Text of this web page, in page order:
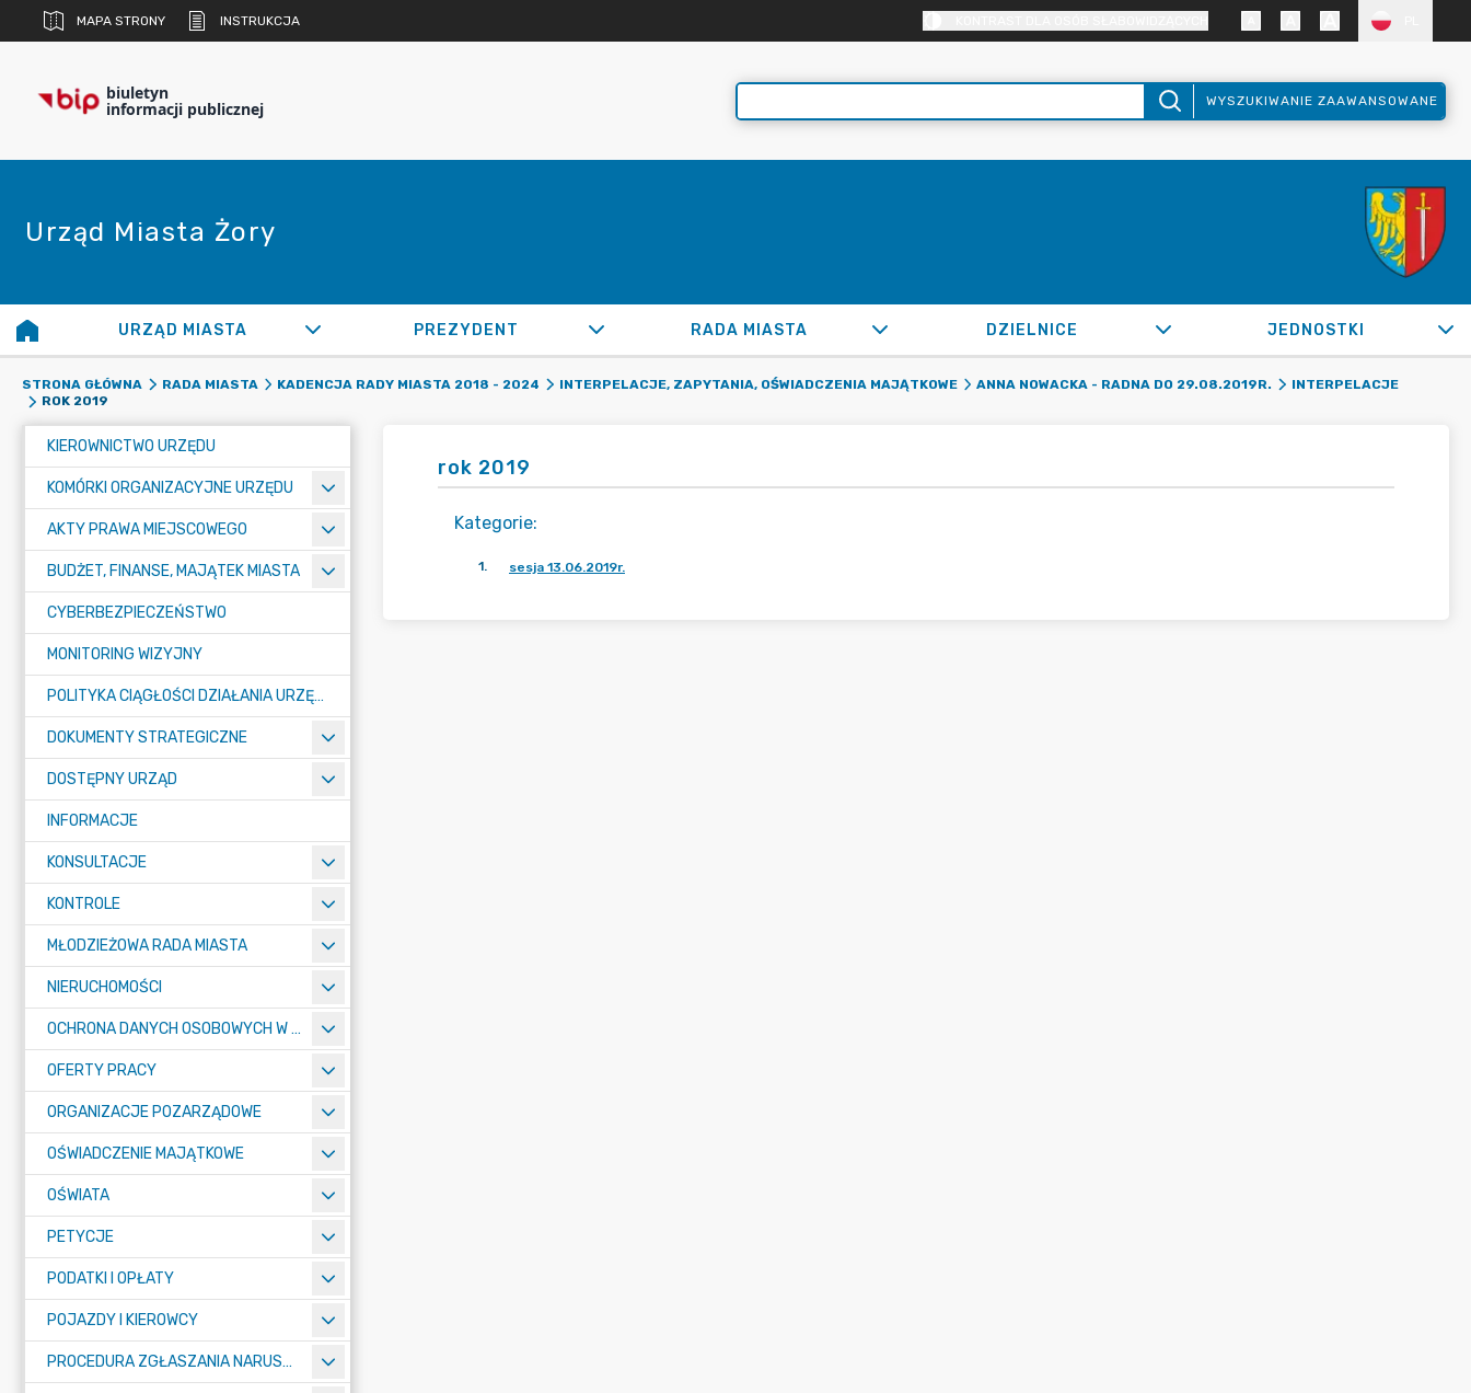
MAPA STRONY INSTRUKCJA
biuletyn
informacji publicznej WYSZUKIWANIE ZAAWANSOWANE
Urząd Miasta Żory
URZĄD MIASTA PREZYDENT RADA MIASTA DZIELNICE JEDNOSTKI
STRONA GŁÓWNA RADA MIASTA KADENCJA RADY MIASTA 2018 - 2024 INTERPELACJE, ZAPYTANIA, OŚWIADCZENIA MAJĄTKOWE ANNA NOWACKA - RADNA DO 29.08.2019R.
INTERPELACJE
ROK 2019
KIEROWNICTWO URZĘDU
KOMÓRKI ORGANIZACYJNE URZĘDU
AKTY PRAWA MIEJSCOWEGO
BUDŻET, FINANSE, MAJĄTEK MIASTA
CYBERBEZPIECZEŃSTWO
MONITORING WIZYJNY
POLITYKA CIĄGŁOŚCI DZIAŁANIA URZĘDU MIASTA ŻORY
DOKUMENTY STRATEGICZNE
DOSTĘPNY URZĄD
INFORMACJE
KONSULTACJE
KONTROLE
MŁODZIEŻOWA RADA MIASTA
NIERUCHOMOŚCI
OCHRONA DANYCH OSOBOWYCH W URZĘDZIE MIASTA ŻORY - RODO
OFERTY PRACY
ORGANIZACJE POZARZĄDOWE
OŚWIADCZENIE MAJĄTKOWE
OŚWIATA
PETYCJE
PODATKI I OPŁATY
POJAZDY I KIEROWCY
PROCEDURA ZGŁASZANIA NARUSZEŃ PRAWA
rok 2019
Kategorie:
1. sesja 13.06.2019r.